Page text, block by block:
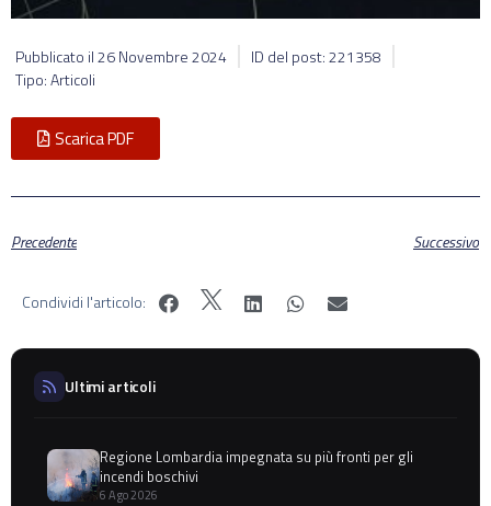
Pubblicato il26 Novembre 2024
ID del post: 221358
Tipo: Articoli
Scarica PDF
Precedente Successivo
Condividi l'articolo:
Ultimi articoli
Regione Lombardia impegnata su più fronti per gli
incendi boschivi
6 Ago 2026